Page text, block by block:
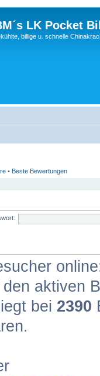
LK Pocket
billige u. schnelle
• Beste Bewertungen
aktiven
bei 2390